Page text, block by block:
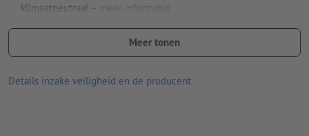
klimaatneutraal – meer informatie
Des te hoger het gramsgewicht, des te beter zijn de stevigheid
en de lichtdekking van het papier
Meer tonen
Details inzake veiligheid en de producent